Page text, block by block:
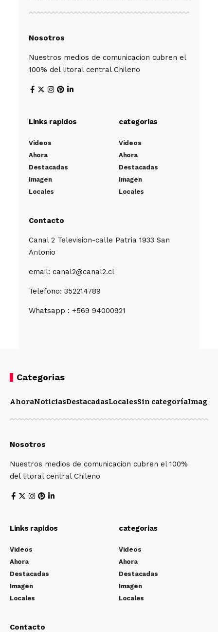
Nosotros
Nuestros medios de comunicacion cubren el
100% del litoral central Chileno
Links rapidos
Videos
Ahora
Destacadas
Imagen
Locales
categorias
Videos
Ahora
Destacadas
Imagen
Locales
Contacto
Canal 2 Television-calle Patria 1933 San
Antonio
email: canal2@canal2.cl
Telefono: 352214789
Whatsapp : +569 94000921
Categorias
AhoraNoticiasDestacadasLocalesSin categoríaImagen
Nosotros
Nuestros medios de comunicacion cubren el 100%
del litoral central Chileno
Links rapidos
Videos
Ahora
Destacadas
Imagen
Locales
categorias
Videos
Ahora
Destacadas
Imagen
Locales
Contacto